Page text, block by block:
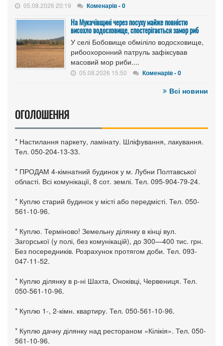
05.08.2026 20:19 Коменарів - 0
На Мукачівщині через посуху майже повністю
висохло водосховище, спостерігається замор риб
У селі Бобовище обміліло водосховище,
рибоохоронний патруль зафіксував
масовий мор риби....
05.08.2026 15:50 Коменарів - 0
Всі новини
ОГОЛОШЕННЯ
* Настилання паркету, ламінату. Шліфування, лакування.
Тел. 050-204-13-33.
* ПРОДАМ 4-кімнатний будинок у м. Лубни Полтавської
області. Всі комунікації, 8 сот. землі. Тел. 095-904-79-24.
* Куплю старий будинок у місті або передмісті. Тел. 050-
561-10-96.
* Куплю. Терміново! Земельну ділянку в кінці вул.
Загорської (у полі, без комунікацій), до 300—400 тис. грн.
Без посередників. Розрахунок протягом доби. Тел. 093-
047-11-52.
* Куплю ділянку в р-ні Шахта, Оноківці, Червениця. Тел.
050-561-10-96.
* Куплю 1-, 2-кімн. квартиру. Тел. 050-561-10-96.
* Куплю дачну ділянку над рестораном «Кілікія». Тел. 050-
561-10-96.